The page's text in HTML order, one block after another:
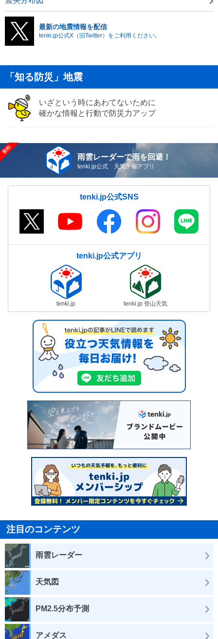
最新の地震情報を配信
tenki.jp公式X（旧Twitter）をご利用ください。
「知る防災」地震
いざという時にあわてないために
確かな情報と行動で防災力アップ
雨雲レーダーで雨を回避！
tenki.jp公式 天気予報アプリ
tenki.jp公式SNS
tenki.jp公式アプリ
tenki.jp tenki.jp 登山天気
注目のコンテンツ
雨雲レーダー
天気図
PM2.5分布予測
アメダス